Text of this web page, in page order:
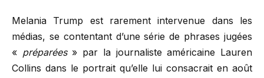
Melania Trump est rarement intervenue dans les
médias, se contentant d’une série de phrases jugées
« préparées » par la journaliste américaine Lauren
Collins dans le portrait qu’elle lui consacrait en août